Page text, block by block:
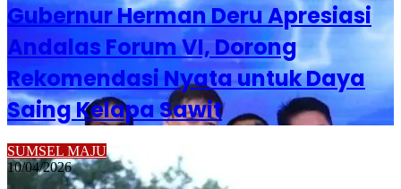
Gubernur Herman Deru Apresiasi
Andalas Forum VI, Dorong
Rekomendasi Nyata untuk Daya
Saing Kelapa Sawit
SUMSEL MAJU
10/04/2026